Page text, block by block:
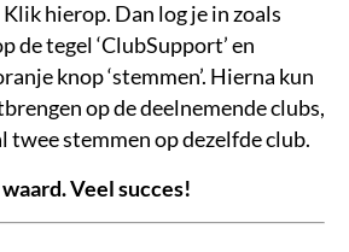
Klik hierop. Dan log je in zoals
de tegel ‘ClubSupport’ en
knop ‘stemmen’. Hierna kun
op de deelnemende clubs,
twee stemmen op dezelfde club.
Veel succes!